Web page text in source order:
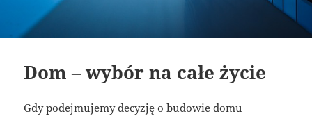
Dom – wybór na całe życie
Gdy podejmujemy decyzję o budowie domu